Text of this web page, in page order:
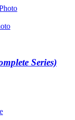
Series)